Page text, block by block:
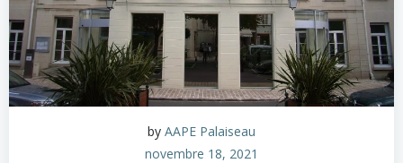
by AAPE Palaiseau
novembre 18, 2021